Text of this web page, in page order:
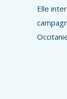
Elle